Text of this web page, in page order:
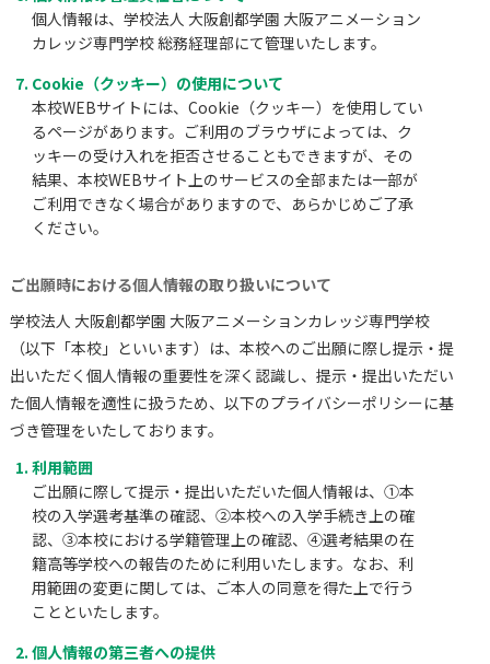
個人情報は、学校法人 大阪創都学園 大阪アニメーション
カレッジ専門学校 総務経理部にて管理いたします。
Cookie（クッキー）の使用について
本校WEBサイトには、Cookie（クッキー）を使用してい
るページがあります。ご利用のブラウザによっては、ク
ッキーの受け入れを拒否させることもできますが、その
結果、本校WEBサイト上のサービスの全部または一部が
ご利用できなく場合がありますので、あらかじめご了承
ください。
ご出願時における個人情報の取り扱いについて
学校法人 大阪創都学園 大阪アニメーションカレッジ専門学校
（以下「本校」といいます）は、本校へのご出願に際し提示・提
出いただく個人情報の重要性を深く認識し、提示・提出いただい
た個人情報を適性に扱うため、以下のプライバシーポリシーに基
づき管理をいたしております。
利用範囲
ご出願に際して提示・提出いただいた個人情報は、①本
校の入学選考基準の確認、②本校への入学手続き上の確
認、③本校における学籍管理上の確認、④選考結果の在
籍高等学校への報告のために利用いたします。なお、利
用範囲の変更に関しては、ご本人の同意を得た上で行う
ことといたします。
個人情報の第三者への提供